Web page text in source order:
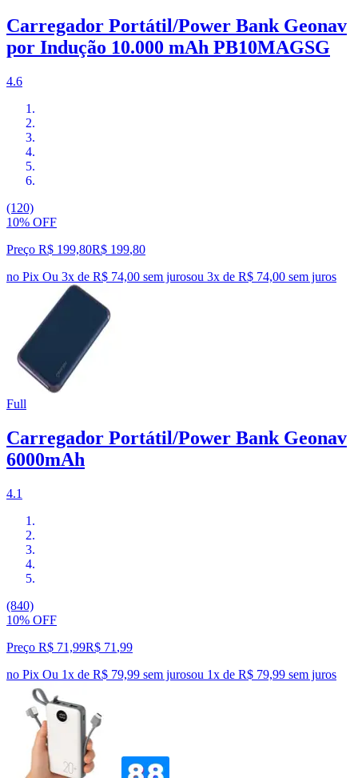
Carregador Portátil/Power Bank Geonav
por Indução 10.000 mAh PB10MAGSG
4.6
(120)
10% OFF
Preço R$ 199,80R$ 199,80
no Pix Ou 3x de R$ 74,00 sem jurosou 3x de R$ 74,00 sem juros
Full
Carregador Portátil/Power Bank Geonav
6000mAh
4.1
(840)
10% OFF
Preço R$ 71,99R$ 71 ,99
no Pix Ou 1x de R$ 79,99 sem jurosou 1x de R$ 79,99 sem juros